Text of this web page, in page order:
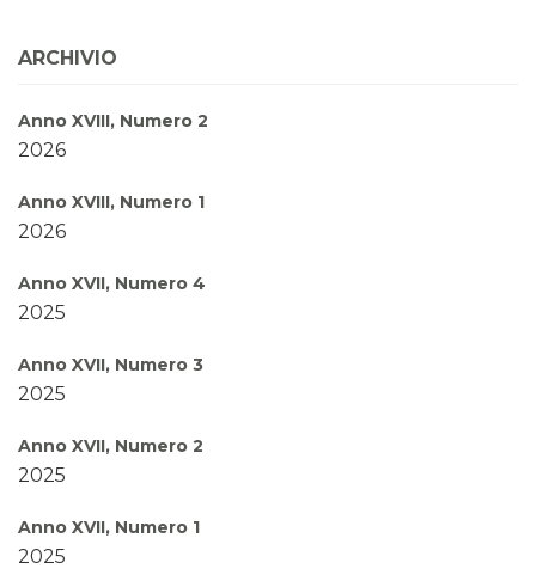
ARCHIVIO
Anno XVIII, Numero 2
2026
Anno XVIII, Numero 1
2026
Anno XVII, Numero 4
2025
Anno XVII, Numero 3
2025
Anno XVII, Numero 2
2025
Anno XVII, Numero 1
2025